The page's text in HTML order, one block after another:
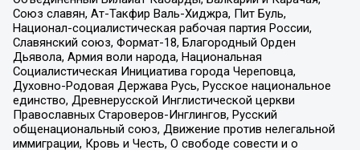
Союз славян, Ат-Такфир Валь-Хиджра, Пит Буль,
Национал-социалистическая рабочая партия России,
Славянский союз, Формат-18, Благородный Орден
Дьявола, Армия воли народа, Национальная
Социалистическая Инициатива города Череповца,
Духовно-Родовая Держава Русь, Русское национальное
единство, Древнерусской Инглистической церкви
Православных Староверов-Инглингов, Русский
общенациональный союз, Движение против нелегальной
иммиграции, Кровь и Честь, О свободе совести и о